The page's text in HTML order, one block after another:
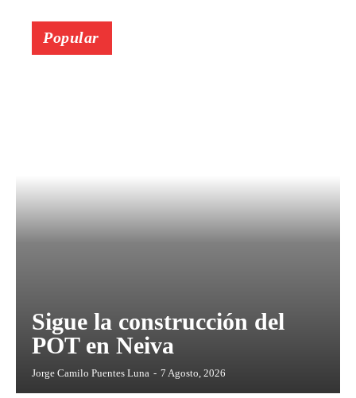
Popular
Sigue la construcción del
POT en Neiva
Jorge Camilo Puentes Luna - 7 Agosto, 2026